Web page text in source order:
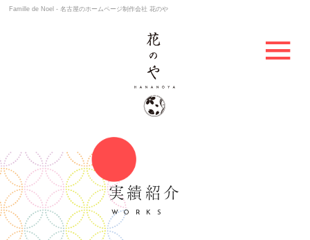
Famille de Noel - 名古屋のホームページ制作会社 花のや
実績紹介
WORKS